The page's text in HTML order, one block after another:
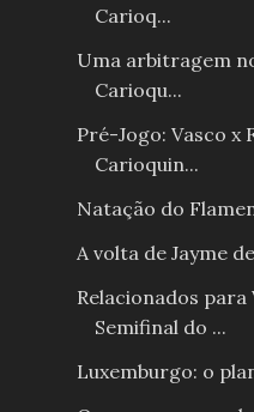
Carioq...
Uma arbitragem
Carioqu...
Pré-Jogo: Vasco x
Carioquin...
Natação do
A volta de Jayme
Relacionados para
Semifinal do ...
Luxemburgo: o